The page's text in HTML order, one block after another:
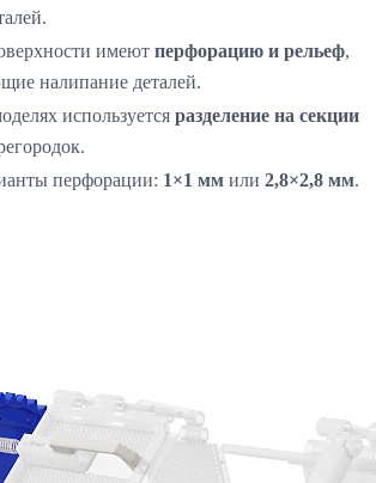
имеют перфорацию и рельеф,
налипание деталей.
используется разделение на секции
перфорации: 1×1 мм или 2,8×2,8 мм.